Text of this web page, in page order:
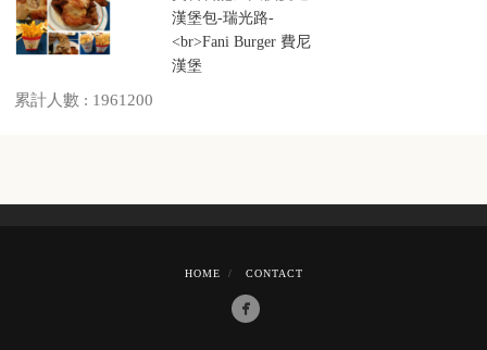
累計人數 : 1961200
HOME CONTACT